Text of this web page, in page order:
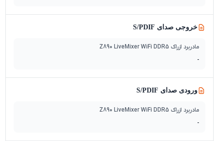
خروجی صدای S/PDIF
مادربرد ازراک Z890 LiveMixer WiFi DDR5
-
ورودی صدای S/PDIF
مادربرد ازراک Z890 LiveMixer WiFi DDR5
-